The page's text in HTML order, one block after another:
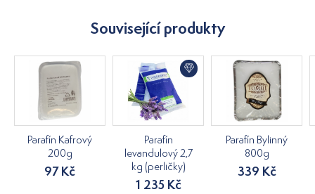
Související produkty
Parafín Kafrový
200g
97 Kč
Parafín
levandulový 2,7
kg (perličky)
1 235 Kč
Parafín Bylinný
800g
339 Kč